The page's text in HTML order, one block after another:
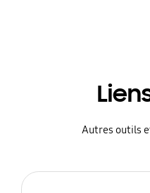
Autres outils